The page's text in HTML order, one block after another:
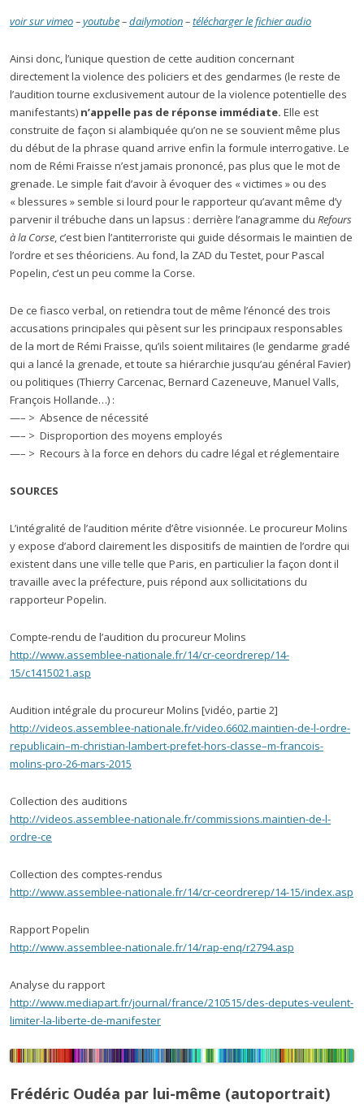
voir sur vimeo–youtube–dailymotion–télécharger le fichier audio
Ainsi donc, l’unique question de cette audition concernant
directement la violence des policiers et des gendarmes (le reste de
l’audition tourne exclusivement autour de la violence potentielle des
manifestants) n’appelle pas de réponse immédiate. Elle est
construite de façon si alambiquée qu’on ne se souvient même plus
du début de la phrase quand arrive enfin la formule interrogative. Le
nom de Rémi Fraisse n’est jamais prononcé, pas plus que le mot de
grenade. Le simple fait d’avoir à évoquer des « victimes » ou des
« blessures » semble si lourd pour le rapporteur qu’avant même d’y
parvenir il trébuche dans un lapsus : derrière l’anagramme du Refours
à la Corse, c’est bien l’antiterroriste qui guide désormais le maintien de
l’ordre et ses théoriciens. Au fond, la ZAD du Testet, pour Pascal
Popelin, c’est un peu comme la Corse.
De ce fiasco verbal, on retiendra tout de même l’énoncé des trois
accusations principales qui pèsent sur les principaux responsables
de la mort de Rémi Fraisse, qu’ils soient militaires (le gendarme gradé
qui a lancé la grenade, et toute sa hiérarchie jusqu’au général Favier)
ou politiques (Thierry Carcenac, Bernard Cazeneuve, Manuel Valls,
François Hollande…) :
—– > Absence de nécessité
—– > Disproportion des moyens employés
—– > Recours à la force en dehors du cadre légal et réglementaire
SOURCES
L’intégralité de l’audition mérite d’être visionnée. Le procureur Molins
y expose d’abord clairement les dispositifs de maintien de l’ordre qui
existent dans une ville telle que Paris, en particulier la façon dont il
travaille avec la préfecture, puis répond aux sollicitations du
rapporteur Popelin.
Compte-rendu de l’audition du procureur Molins
http://www.assemblee-nationale.fr/14/cr-ceordrerep/14-
15/c1415021.asp
Audition intégrale du procureur Molins [vidéo, partie 2]
http://videos.assemblee-nationale.fr/video.6602.maintien-de-l-ordre-
republicain–m-christian-lambert-prefet-hors-classe–m-francois-
molins-pro-26-mars-2015
Collection des auditions
http://videos.assemblee-nationale.fr/commissions.maintien-de-l-
ordre-ce
Collection des comptes-rendus
http://www.assemblee-nationale.fr/14/cr-ceordrerep/14-15/index.asp
Rapport Popelin
http://www.assemblee-nationale.fr/14/rap-enq/r2794.asp
Analyse du rapport
http://www.mediapart.fr/journal/france/210515/des-deputes-veulent-
limiter-la-liberte-de-manifester
Frédéric Oudéa par lui-même (autoportrait)